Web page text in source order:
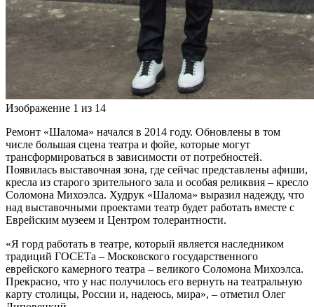
Изображение 1 из 14
Ремонт «Шалома» начался в 2014 году. Обновлены в том
числе большая сцена театра и фойе, которые могут
трансформироваться в зависимости от потребностей.
Появилась выставочная зона, где сейчас представлены афиши,
кресла из старого зрительного зала и особая реликвия – кресло
Соломона Михоэлса. Худрук «Шалома» выразил надежду, что
над выставочными проектами театр будет работать вместе с
Еврейским музеем и Центром толерантности.
«Я горд работать в театре, который является наследником
традиций ГОСЕТа – Московского государственного
еврейского камерного театра – великого Соломона Михоэлса.
Прекрасно, что у нас получилось его вернуть на театральную
карту столицы, России и, надеюсь, мира», – отметил Олег